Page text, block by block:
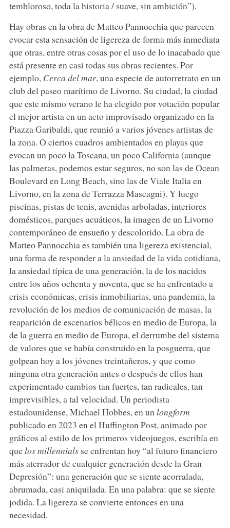
tembloroso, toda la historia / suave, sin ambición”).
Hay obras en la obra de Matteo Pannocchia que parecen
evocar esta sensación de ligereza de forma más inmediata
que otras, entre otras cosas por el uso de lo inacabado que
está presente en casi todas sus obras recientes. Por
ejemplo, Cerca del mar, una especie de autorretrato en un
club del paseo marítimo de Livorno. Su ciudad, la ciudad
que este mismo verano le ha elegido por votación popular
el mejor artista en un acto improvisado organizado en la
Piazza Garibaldi, que reunió a varios jóvenes artistas de
la zona. O ciertos cuadros ambientados en playas que
evocan un poco la Toscana, un poco California (aunque
las palmeras, podemos estar seguros, no son las de Ocean
Boulevard en Long Beach, sino las de Viale Italia en
Livorno, en la zona de Terrazza Mascagni). Y luego
piscinas, pistas de tenis, avenidas arboladas, interiores
domésticos, parques acuáticos, la imagen de un Livorno
contemporáneo de ensueño y descolorido. La obra de
Matteo Pannocchia es también una ligereza existencial,
una forma de responder a la ansiedad de la vida cotidiana,
la ansiedad típica de una generación, la de los nacidos
entre los años ochenta y noventa, que se ha enfrentado a
crisis económicas, crisis inmobiliarias, una pandemia, la
revolución de los medios de comunicación de masas, la
reaparición de escenarios bélicos en medio de Europa, la
de la guerra en medio de Europa, el derrumbe del sistema
de valores que se había construido en la posguerra, que
golpean hoy a los jóvenes treintañeros, y que como
ninguna otra generación antes o después de ellos han
experimentado cambios tan fuertes, tan radicales, tan
imprevisibles, a tal velocidad. Un periodista
estadounidense, Michael Hobbes, en un longform
publicado en 2023 en el Huffington Post, animado por
gráficos al estilo de los primeros videojuegos, escribía en
quelos millennials se enfrentan hoy “al futuro financiero
más aterrador de cualquier generación desde la Gran
Depresión”: una generación que se siente acorralada,
abrumada, casi aniquilada. En una palabra: que se siente
jodida. La ligereza se convierte entonces en una
necesidad.